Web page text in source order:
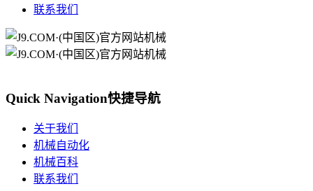
联系我们
Quick Navigation快捷导航
关于我们
机械自动化
机械百科
联系我们